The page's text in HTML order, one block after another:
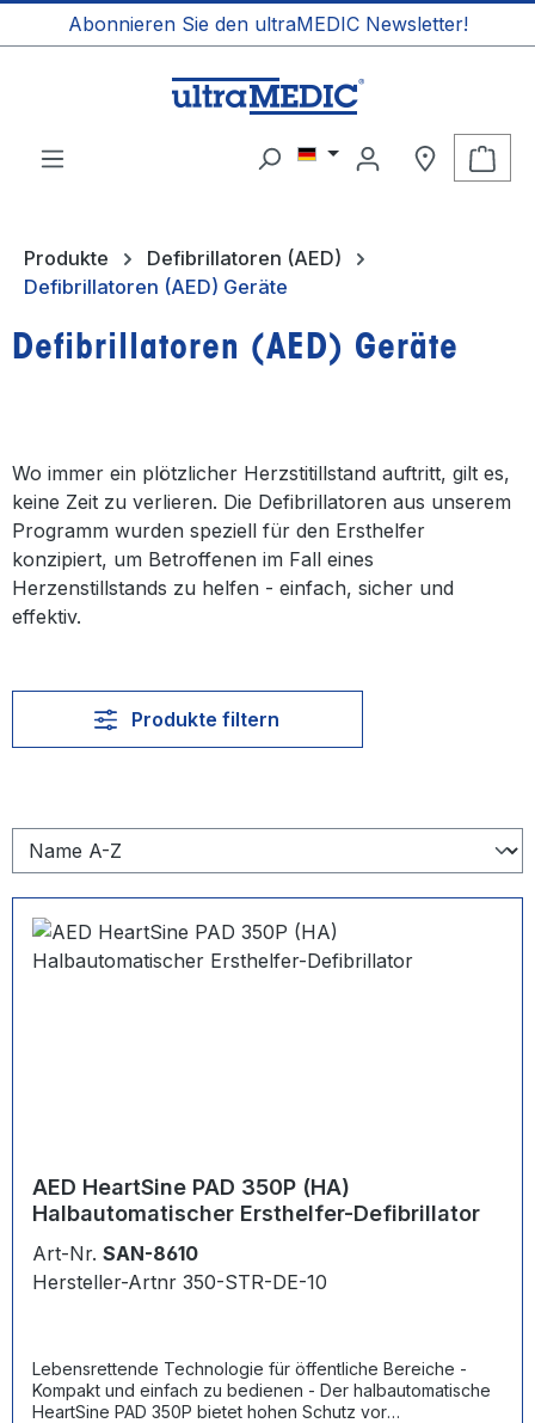
springen
Abonnieren Sie den ultraMEDIC Newsletter!
Produkte
Defibrillatoren (AED)
Defibrillatoren (AED) Geräte
Defibrillatoren (AED) Geräte
Wo immer ein plötzlicher Herzstitillstand auftritt, gilt es,
keine Zeit zu verlieren. Die Defibrillatoren aus unserem
Programm wurden speziell für den Ersthelfer
konzipiert, um Betroffenen im Fall eines
Herzenstillstands zu helfen - einfach, sicher und
effektiv.
Produkte filtern
AED HeartSine PAD 350P (HA)
Halbautomatischer Ersthelfer-Defibrillator
Art-Nr. SAN-8610
Hersteller-Artnr 350-STR-DE-10
Lebensrettende Technologie für öffentliche Bereiche -
Kompakt und einfach zu bedienen - Der halbautomatische
HeartSine PAD 350P bietet hohen Schutz vor